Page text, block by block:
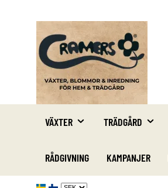
VÄXTER TRÄDGÅRD
RÅDGIVNING KAMPANJER